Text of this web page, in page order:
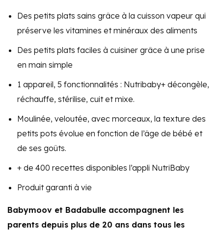
Des petits plats sains grâce à la cuisson vapeur qui
préserve les vitamines et minéraux des aliments
Des petits plats faciles à cuisiner grâce à une prise
en main simple
1 appareil, 5 fonctionnalités : Nutribaby+ décongèle,
réchauffe, stérilise, cuit et mixe.
Moulinée, veloutée, avec morceaux, la texture des
petits pots évolue en fonction de l’âge de bébé et
de ses goûts.
+ de 400 recettes disponibles l’appli NutriBaby
Produit garanti à vie
Babymoov et Badabulle accompagnent les
parents depuis plus de 20 ans dans tous les